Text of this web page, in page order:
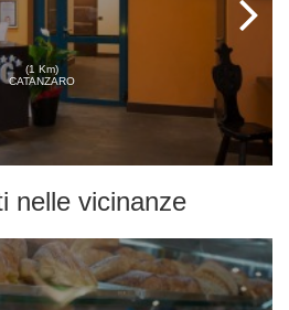
(1 Km)
CATANZARO
nelle vicinanze